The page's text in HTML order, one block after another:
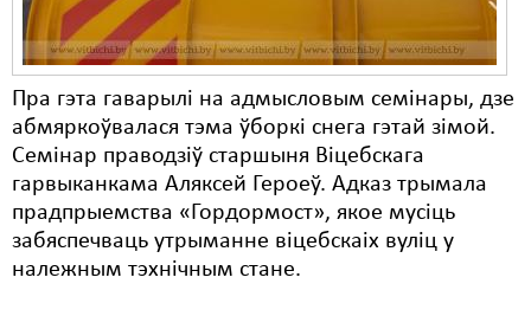
Пра гэта гаварылі на адмысловым семінары, дзе
абмяркоўвалася тэма ўборкі снега гэтай зімой.
Семінар праводзіў старшыня Віцебскага
гарвыканкама Аляксей Героеў. Адказ трымала
прадпрыемства «Гордормост», якое мусіць
забяспечваць утрыманне віцебскаіх вуліц у
належным тэхнічным стане.
Мігранты
Мірныя сходы
Палітвязьні
Праваабаронцы
Правы дзіцяці
Пэнітэнцыярная сыстэма